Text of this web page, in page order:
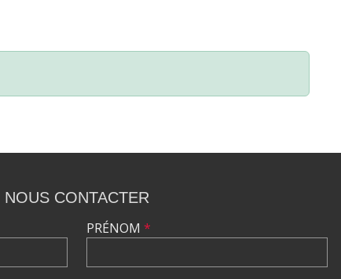
NOUS CONTACTER
PRÉNOM *